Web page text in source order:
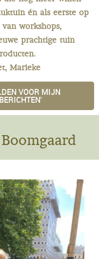
én als eerste op
workshops,
prachtige tuin
Marieke
VOOR MIJN